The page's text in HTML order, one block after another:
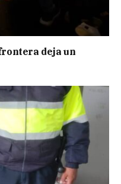
deja un